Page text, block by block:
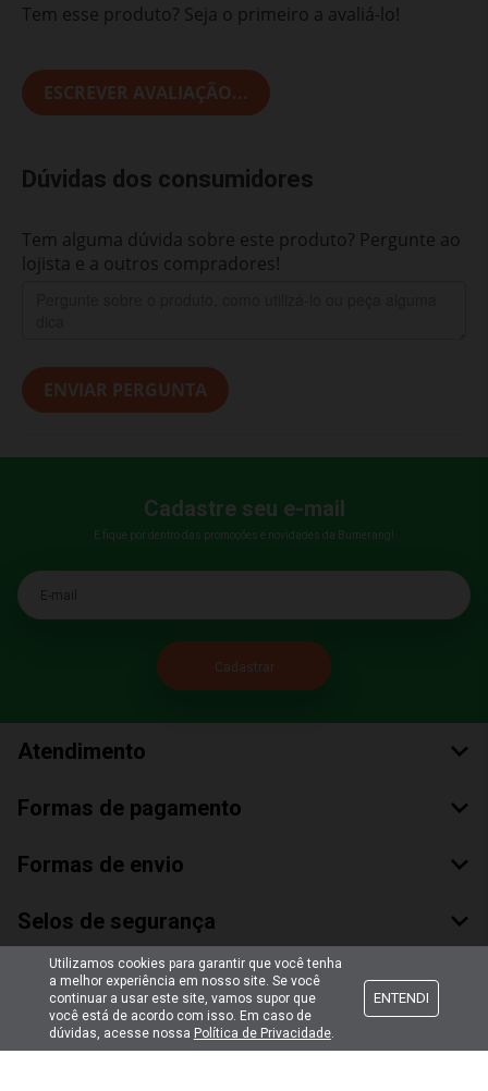
Tem esse produto? Seja o primeiro a avaliá-lo!
ESCREVER AVALIAÇÃO...
Dúvidas dos consumidores
Tem alguma dúvida sobre este produto? Pergunte ao
lojista e a outros compradores!
ENVIAR PERGUNTA
Cadastre seu e-mail
E fique por dentro das promoções e novidades da Bumerang!
E-mail
Atendimento
Formas de pagamento
Formas de envio
Selos de segurança
Utilizamos cookies para garantir que você tenha
a melhor experiência em nosso site. Se você
continuar a usar este site, vamos supor que
você está de acordo com isso. Em caso de
dúvidas, acesse nossa Política de Privacidade.
ENTENDI